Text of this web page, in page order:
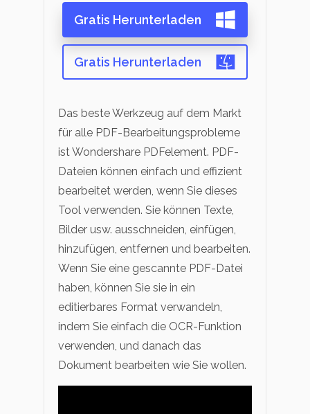
Gratis Herunterladen
Gratis Herunterladen
Das beste Werkzeug auf dem Markt
für alle PDF-Bearbeitungsprobleme
ist Wondershare PDFelement. PDF-
Dateien können einfach und effizient
bearbeitet werden, wenn Sie dieses
Tool verwenden. Sie können Texte,
Bilder usw. ausschneiden, einfügen,
hinzufügen, entfernen und bearbeiten.
Wenn Sie eine gescannte PDF-Datei
haben, können Sie sie in ein
editierbares Format verwandeln,
indem Sie einfach die OCR-Funktion
verwenden, und danach das
Dokument bearbeiten wie Sie wollen.